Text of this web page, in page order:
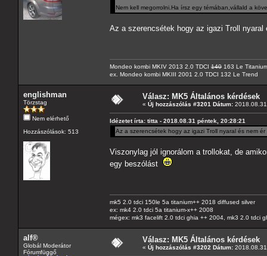
Nem kell megorrolni.Ha írsz egy témában,vállald a
Az a szerencsétek hogy az igazi Troll
Mondeo kombi MKIV 2013 2.0 TDCI 140 163 Le
ex. Mondeo kombi MKIII 2001 2.0 TDCI 132 Le Trend
englishman
Törzstag
Nem elérhető
Hozzászólások: 513
Válasz: MK5 Általános kérdések
« Új hozzászólás #3201 Dátum:
Idézetet írta: titta - 2018.08.31 péntek, 20:28:21
Az a szerencsétek hogy az igazi Troll nyaral és nem
Viszonylag jól ignorálom a trollokat, de
egy beszólást
mk5 2.0 tdci 150le 5a titanium++ 2018 diffused silver
ex: mk4 2.0 tdci 5a titanium-x++ 2008
mégex: mk3 facelift 2.0 tdci ghia ++ 2004, mk3 2.0 tdci
alf®
Globál Moderátor
Fórumfüggő
Válasz: MK5 Általános kérdések
« Új hozzászólás #3202 Dátum: